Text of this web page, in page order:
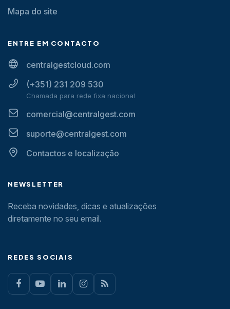
Mapa do site
ENTRE EM CONTACTO
centralgestcloud.com
(+351) 231 209 530
Chamada para rede fixa nacional
comercial@centralgest.com
suporte@centralgest.com
Contactos e localização
NEWSLETTER
Receba novidades, dicas e atualizações
diretamente no seu email.
REDES SOCIAIS